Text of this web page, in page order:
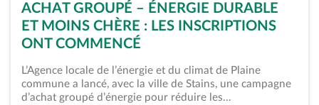
ACHAT GROUPÉ – ÉNERGIE DURABLE
ET MOINS CHÈRE : LES INSCRIPTIONS
ONT COMMENCÉ
L’Agence locale de l’énergie et du climat de Plaine
commune a lancé, avec la ville de Stains, une campagne
d’achat groupé d’énergie pour réduire les…